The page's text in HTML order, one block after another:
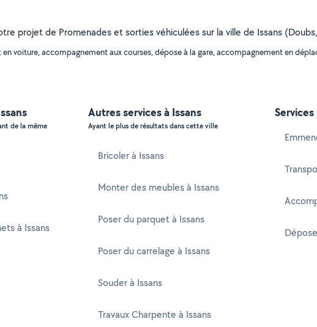
projet de Promenades et sorties véhiculées sur la ville de Issans
voiture, accompagnement aux courses, dépose à la gare, accompagnement en
de la même
à Issans
Autres services à Issans
Ayant le plus de résultats dans cette ville
Bricoler à Issans
Monter des meubles à Issans
Poser du parquet à Issans
Poser du carrelage à Issans
Souder à Issans
Travaux Charpente à Issans